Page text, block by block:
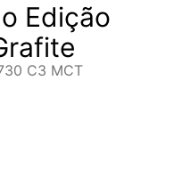
Edição
C3 MCT